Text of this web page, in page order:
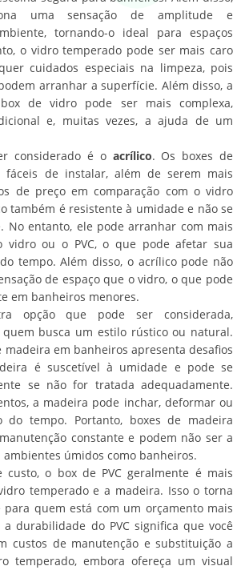
uma sensação de amplitude e
tornando-o ideal para espaços
o vidro temperado pode ser mais caro
cuidados especiais na limpeza, pois
arranhar a superfície. Além disso, a
de vidro pode ser mais complexa,
e, muitas vezes, a ajuda de um
considerado é o acrílico. Os boxes de
fáceis de instalar, além de serem mais
de preço em comparação com o vidro
também é resistente à umidade e não se
No entanto, ele pode arranhar com mais
vidro ou o PVC, o que pode afetar sua
tempo. Além disso, o acrílico pode não
de espaço que o vidro, o que pode
em banheiros menores.
opção que pode ser considerada,
busca um estilo rústico ou natural.
madeira em banheiros apresenta desafios
é suscetível à umidade e pode se
se não for tratada adequadamente.
a madeira pode inchar, deformar ou
do tempo. Portanto, boxes de madeira
constante e podem não ser a
úmidos como banheiros.
o box de PVC geralmente é mais
temperado e a madeira. Isso o torna
para quem está com um orçamento mais
durabilidade do PVC significa que você
custos de manutenção e substituição a
temperado, embora ofereça um visual